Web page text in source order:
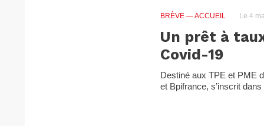
BRÈVE — ACCUEIL Le 4
Un prêt à
Covid-19
Destiné aux TPE et PME
et Bpifrance, s’inscrit